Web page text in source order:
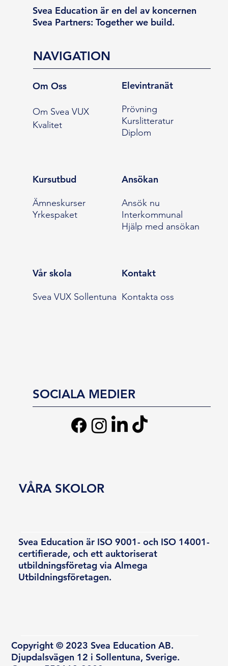
Svea Education är en del av koncernen
Svea Partners: Together we build.
NAVIGATION
Om Oss
Om Svea VUX
Kvalitet
Elevintranät
Prövning
Kurslitteratur
Diplom
Kursutbud
Ämneskurser
Yrkespaket
Ansökan
Ansök nu
Interkommunal
Hjälp med ansökan
Vår skola
Svea VUX Sollentuna
Kontakt
Kontakta oss
SOCIALA MEDIER
Svea Education är ISO 9001- och ISO 14001-
certifierade, och ett auktoriserat
utbildningsföretag via Almega
Utbildningsföretagen.
Copyright © 2023 Svea Education AB.
Djupdalsvägen 12 i Sollentuna, Sverige.
VÅRA SKOLOR